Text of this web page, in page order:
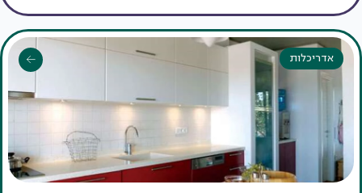
אדריכלות